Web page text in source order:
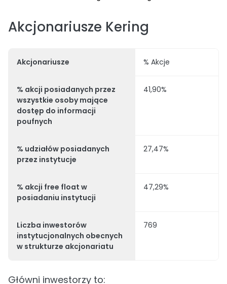
Akcjonariusze Kering
Akcjonariusze % Akcje
% akcji posiadanych przez
wszystkie osoby mające
dostęp do informacji
poufnych
41,90%
% udziałów posiadanych
przez instytucje
27,47%
% akcji free float w
posiadaniu instytucji
47,29%
Liczba inwestorów
instytucjonalnych obecnych
w strukturze akcjonariatu
769
Główni inwestorzy to: